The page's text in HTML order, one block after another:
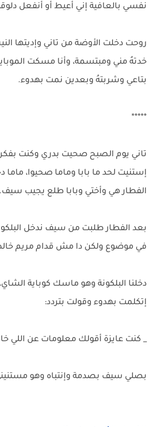
نفسي بالعافية إني أعيط أو أنفعل
روحت دخلت الأوضة من تاني وإديتها
خدتهُ مني ومبتسمة، وأنا مسكت
بتاعي وشربتهُ وبعدين نمت بهدوء.
*****
تاني يوم الصبح صحيت بدري وكنت
إستنيت لحد ما بابا وماما صحيوا،
الفطار هي وأختي وبابا طلع يجيب سيف.
بعد الفطار طلبت من سيف ندخل
في موضوع ولكن دا مش قدام مريم
دخلنا البلكونة وهو ماسك كوباية الشاي،
إتكلمت بهدوء وقولت بتردد:
_ كنت عايزة أقولك معلومات عن اللي
بصلي سيف بصدمة وإنتباه وهو